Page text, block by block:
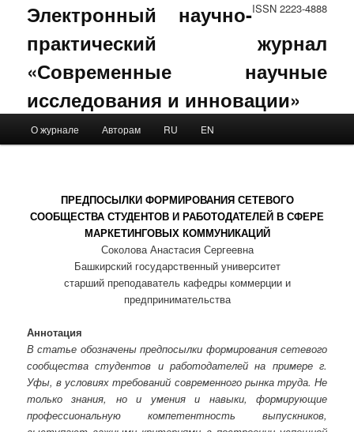
ISSN 2223-4888
Электронный научно-
практический журнал
«Современные научные
исследования и инновации»
Skip to primary content
Skip to secondary content
О журнале Авторам RU EN
ПРЕДПОСЫЛКИ ФОРМИРОВАНИЯ СЕТЕВОГО
СООБЩЕСТВА СТУДЕНТОВ И РАБОТОДАТЕЛЕЙ В СФЕРЕ
МАРКЕТИНГОВЫХ КОММУНИКАЦИЙ
Соколова Анастасия Сергеевна
Башкирский государственный университет
старший преподаватель кафедры коммерции и
предпринимательства
Аннотация
В статье обозначены предпосылки формирования сетевого
сообщества студентов и работодателей на примере г.
Уфы, в условиях требований современного рынка труда. Не
только знания, но и умения и навыки, формирующие
профессиональную компетентность выпускников,